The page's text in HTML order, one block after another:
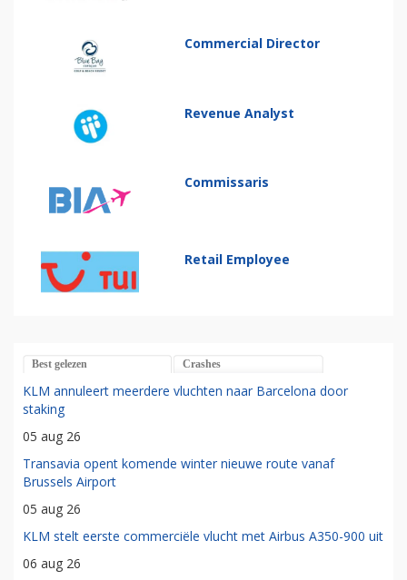
Commercial Director
Revenue Analyst
Commissaris
Retail Employee
Best gelezen Crashes
KLM annuleert meerdere vluchten naar Barcelona door
staking
05 aug 26
Transavia opent komende winter nieuwe route vanaf
Brussels Airport
05 aug 26
KLM stelt eerste commerciële vlucht met Airbus A350-900 uit
06 aug 26